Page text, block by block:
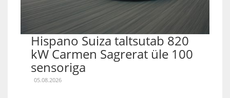
Hispano Suiza taltsutab 820
kW Carmen Sagrerat üle 100
sensoriga
05.08.2026